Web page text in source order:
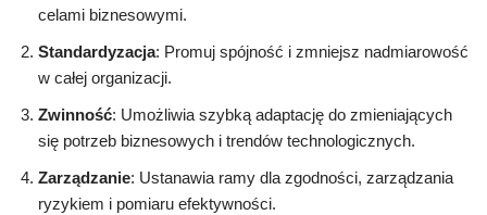
celami biznesowymi.
Standardyzacja: Promuj spójność i zmniejsz nadmiarowość
w całej organizacji.
Zwinność: Umożliwia szybką adaptację do zmieniających
się potrzeb biznesowych i trendów technologicznych.
Zarządzanie: Ustanawia ramy dla zgodności, zarządzania
ryzykiem i pomiaru efektywności.